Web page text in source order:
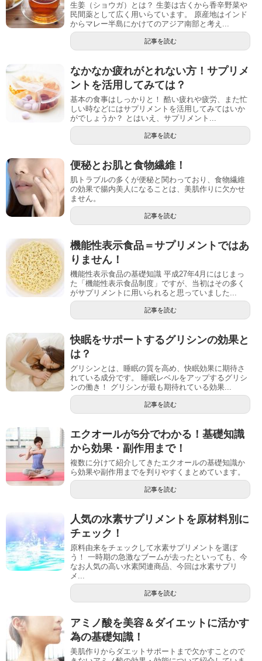
生姜（ショウガ）とは？ 生姜は古くから香辛野菜や
民間薬として広く用いらています。 原産地はインド
からマレー半島にかけてのアジア南部と考え...
記事を読む
なかなか疲れがとれない方！サプリメ
ントを活用してみては？
基本の食事はしっかりと！ 酷い疲れや疲労、また忙
しい時などにはサプリメントを活用してみてはいか
がでしょうか？ とはいえ、サプリメント...
記事を読む
便秘とお肌と食物繊維！
肌トラブルの多くが便秘と関わっており、食物繊維
の効果で腸内美人になることは、美肌作りに欠かせ
ません。
記事を読む
機能性表示食品＝サプリメントではあ
りません！
機能性表示食品の基礎知識 平成27年4月にはじまっ
た「機能性表示食品制度」ですが、当初はその多く
がサプリメントに用いられると思っていました...
記事を読む
快眠をサポートするグリシンの効果と
は？
グリシンとは、睡眠の質を高め、快眠効果に期待さ
れている成分です。 睡眠レベルをアップするグリシ
ンの働き！ グリシンが最も期待れている効果...
記事を読む
エクオールが5分でわかる！基礎知識
から効果・副作用まで！
複数に分けて紹介してきたエクオールの基礎知識か
ら効果や副作用までを判りやすくまとめています。
記事を読む
人気の水素サプリメントを原材料別に
チェック！
原料由来をチェックして水素サプリメントを選ぼ
う！ 一時期の急激なブームが去ったといっても、今
なお人気の高い水素関連商品、今回は水素サプリ
メ...
記事を読む
アミノ酸を美容＆ダイエットに活かす
為の基礎知識！
美肌作りからダエットサポートまで欠かすことので